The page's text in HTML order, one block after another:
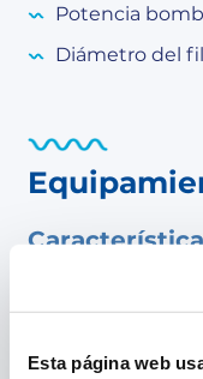
Esta página web
Potencia
Diámetro del
El sistema de
20m³.